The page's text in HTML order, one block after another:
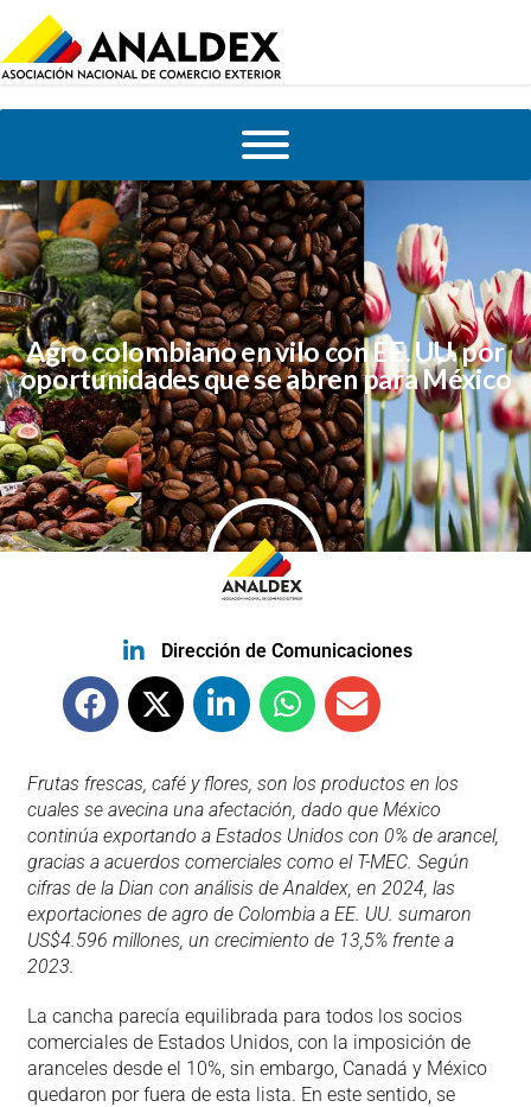
Agro colombiano en vilo con EE. UU. por
oportunidades que se abren para México
Dirección de Comunicaciones
Frutas frescas, café y flores, son los productos en los
cuales se avecina una afectación, dado que México
continúa exportando a Estados Unidos con 0% de arancel,
gracias a acuerdos comerciales como el T-MEC. Según
cifras de la Dian con análisis de Analdex, en 2024, las
exportaciones de agro de Colombia a EE. UU. sumaron
US$4.596 millones, un crecimiento de 13,5% frente a
2023.
La cancha parecía equilibrada para todos los socios
comerciales de Estados Unidos, con la imposición de
aranceles desde el 10%, sin embargo, Canadá y México
quedaron por fuera de esta lista. En este sentido, se